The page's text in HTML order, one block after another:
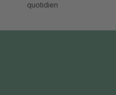
quotidien